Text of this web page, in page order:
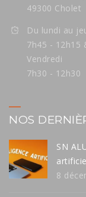
49300 Cholet
Du lundi au
7h45 - 12h15
Vendredi
7h30 - 12h30
NOS
SN
8